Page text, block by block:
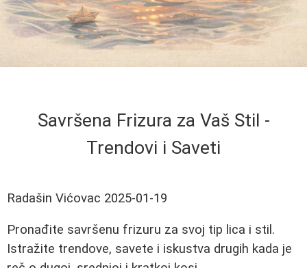
Savršena Frizura za Vaš Stil -
Trendovi i Saveti
Radašin Vićovac 2025-01-19
Pronađite savršenu frizuru za svoj tip lica i stil.
Istražite trendove, savete i iskustva drugih kada je